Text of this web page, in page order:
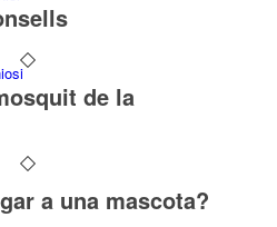
de la
a una mascota?